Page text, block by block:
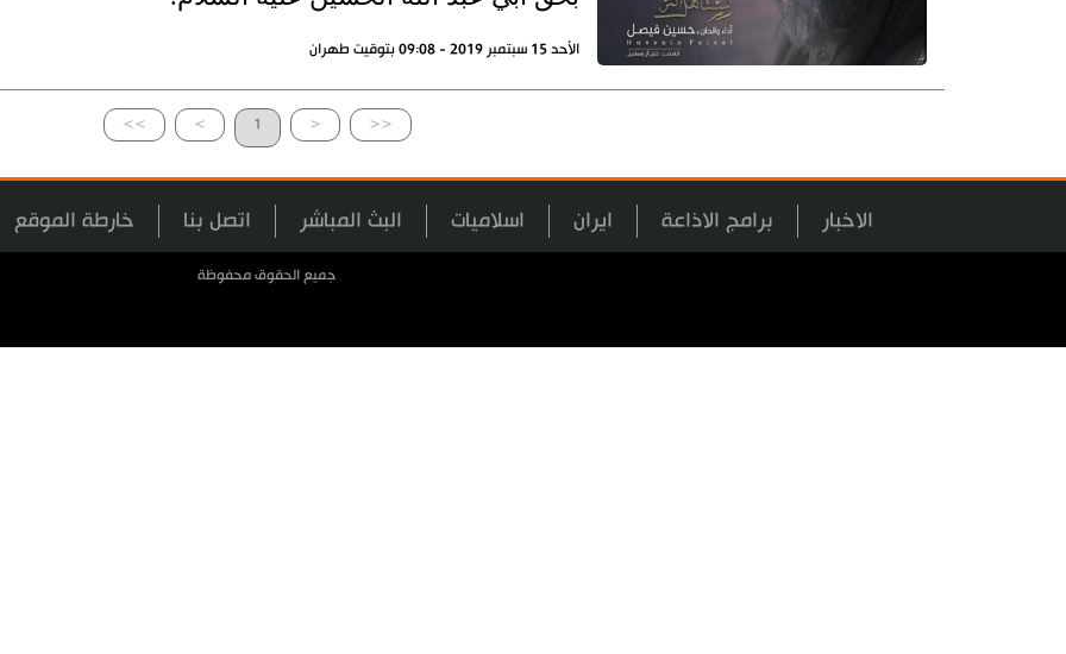
الأحد 15 سبتمبر 2019 - 09:08 بتوقيت طهران
>> > 1 < <<
الاخبار برامج الاذاعة ايران اسلاميات البث المباشر اتصل بنا خارطة الموقع
جميع الحقوق محفوظة